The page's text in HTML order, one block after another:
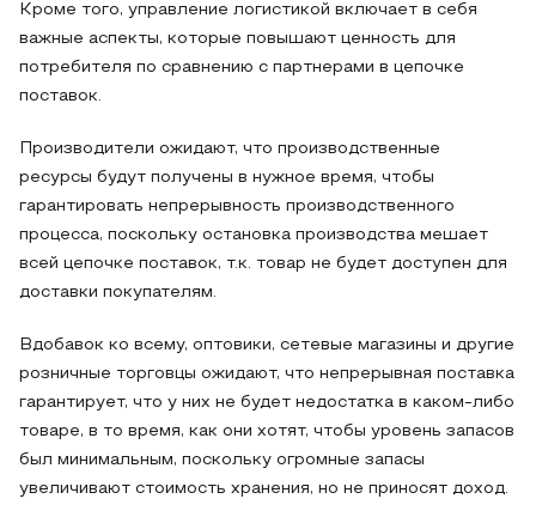
Кроме того, управление логистикой включает в себя
важные аспекты, которые повышают ценность для
потребителя по сравнению с партнерами в цепочке
поставок.
Производители ожидают, что производственные
ресурсы будут получены в нужное время, чтобы
гарантировать непрерывность производственного
процесса, поскольку остановка производства мешает
всей цепочке поставок, т.к. товар не будет доступен для
доставки покупателям.
Вдобавок ко всему, оптовики, сетевые магазины и другие
розничные торговцы ожидают, что непрерывная поставка
гарантирует, что у них не будет недостатка в каком-либо
товаре, в то время, как они хотят, чтобы уровень запасов
был минимальным, поскольку огромные запасы
увеличивают стоимость хранения, но не приносят доход.